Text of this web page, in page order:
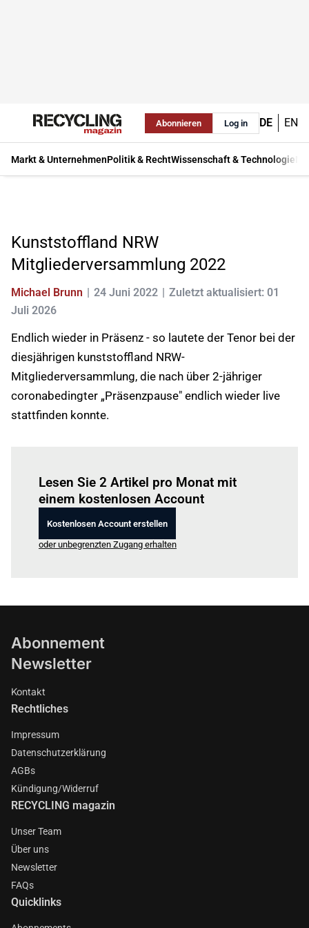
Abonnieren Log in DE EN
Markt & UnternehmenPolitik & RechtWissenschaft & Technologie
Kunststoffland NRW
Mitgliederversammlung 2022
Michael Brunn 24 Juni 2022
Zuletzt aktualisiert: 01
Juli 2026
Endlich wieder in Präsenz - so lautete der Tenor bei der
diesjährigen kunststoffland NRW-
Mitgliederversammlung, die nach über 2-jähriger
coronabedingter „Präsenzpause" endlich wieder live
stattfinden konnte.
Lesen Sie 2 Artikel pro Monat mit
einem kostenlosen Account
Kostenlosen Account erstellen
oder unbegrenzten Zugang erhalten
Abonnement
Newsletter
Kontakt
Rechtliches
Impressum
Datenschutzerklärung
AGBs
Kündigung/Widerruf
RECYCLING magazin
Unser Team
Über uns
Newsletter
FAQs
Quicklinks